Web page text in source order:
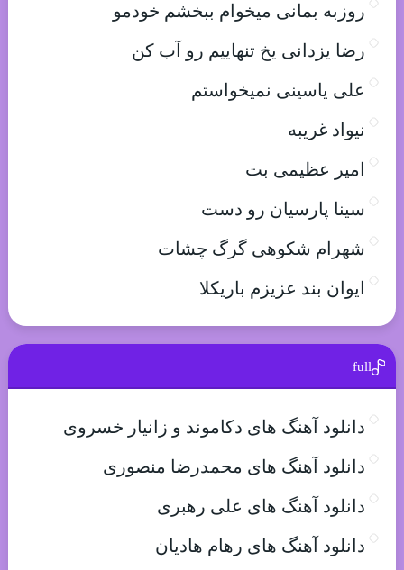
روزبه بمانی میخوام ببخشم خودمو
رضا یزدانی یخ تنهاییم رو آب کن
علی یاسینی نمیخواستم
نیواد غریبه
امیر عظیمی بت
سینا پارسیان رو دست
شهرام شکوهی گرگ چشات
ایوان بند عزیزم باریکلا
full
دانلود آهنگ های دکاموند و زانیار خسروی
دانلود آهنگ های محمدرضا منصوری
دانلود آهنگ های علی رهبری
دانلود آهنگ های رهام هادیان